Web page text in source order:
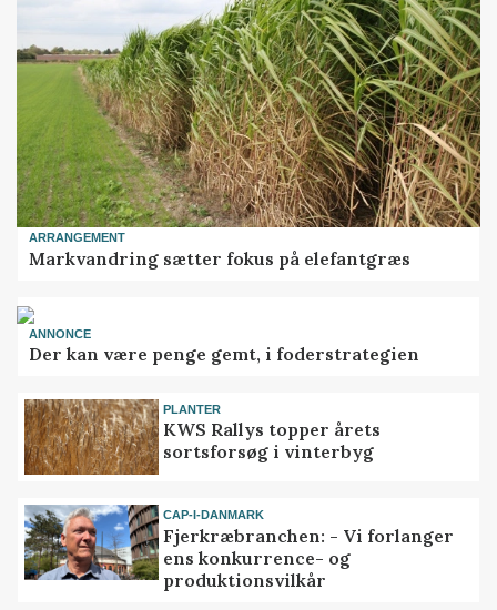
ARRANGEMENT
Markvandring sætter fokus på elefantgræs
ANNONCE
Der kan være penge gemt, i foderstrategien
PLANTER
KWS Rallys topper årets
sortsforsøg i vinterbyg
CAP-I-DANMARK
Fjerkræbranchen: - Vi forlanger
ens konkurrence- og
produktionsvilkår